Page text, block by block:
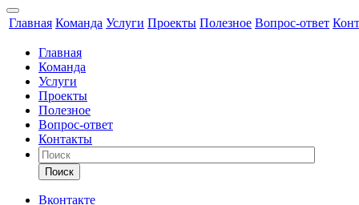
Главная Команда Услуги Проекты Полезное Вопрос-ответ
Главная
Команда
Услуги
Проекты
Полезное
Вопрос-ответ
Контакты
Поиск
Вконтакте